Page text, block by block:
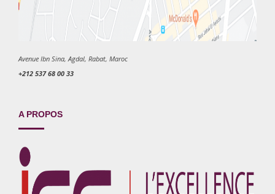
Avenue Ibn Sina, Agdal, Rabat, Maroc
+212 537 68 00 33
A PROPOS